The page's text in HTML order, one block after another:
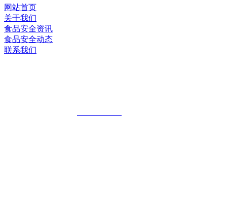
网站首页
关于我们
食品安全资讯
食品安全动态
联系我们